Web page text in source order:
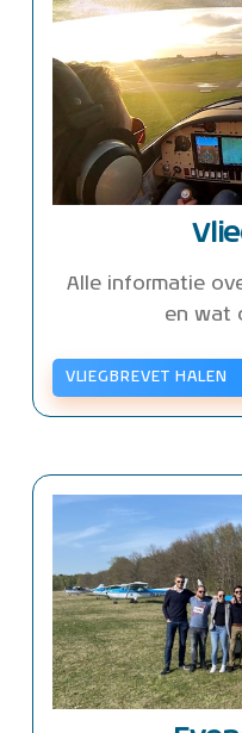
Alle informatie
en wat
VLIEGBREVET HALEN